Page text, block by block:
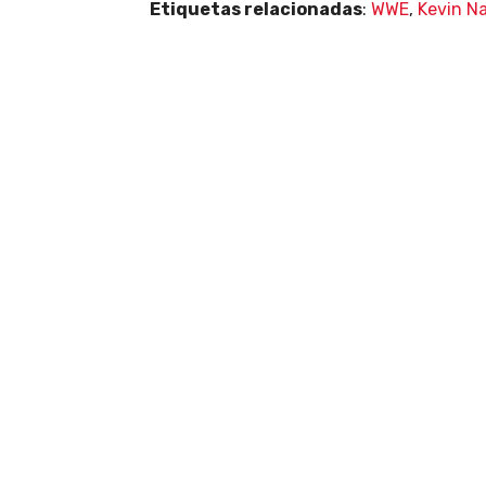
Etiquetas relacionadas: WWE, Kevin